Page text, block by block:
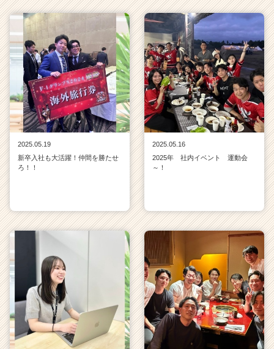
2025.05.19
新卒入社も大活躍！仲間を勝たせ
ろ！！
2025.05.16
2025年 社内イベント 運動会
～！